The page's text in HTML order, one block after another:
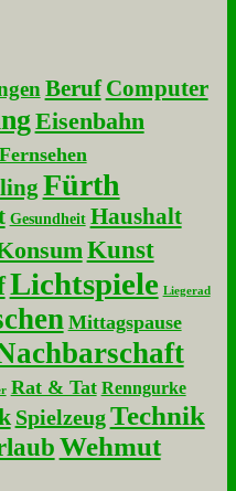
Beruf Computer
Eisenbahn
Fürth
Gesundheit Haushalt
Kunst
Lichtspiele Liegerad
Mittagspause
Rat & Tat Renngurke
Spielzeug Technik
Wehmut